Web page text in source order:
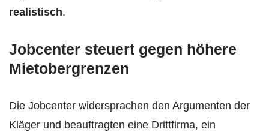
realistisch.
Jobcenter steuert gegen höhere
Mietobergrenzen
Die Jobcenter widersprachen den Argumenten der
Kläger und beauftragten eine Drittfirma, ein